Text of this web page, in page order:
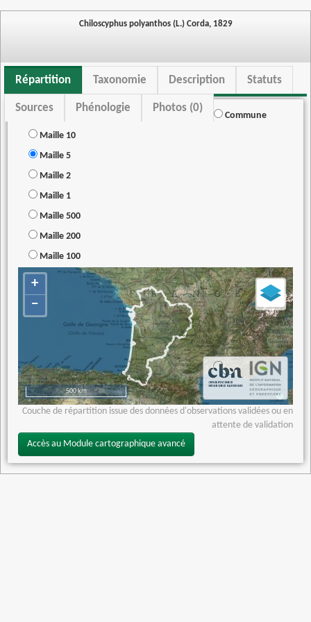
Chiloscyphus polyanthos (L.) Corda, 1829
Répartition Taxonomie Description Statuts
Sources Phénologie Photos (0)
Commune
Maille 10
Maille 5
Maille 2
Maille 1
Maille 500
Maille 200
Maille 100
+
−
500 km
Couche de répartition issue des données d'observations validées ou en
attente de validation
Accès au Module cartographique avancé